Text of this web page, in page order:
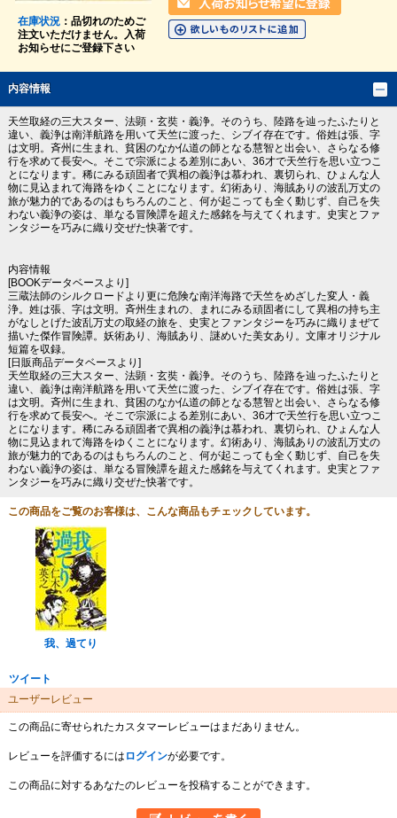
在庫状況：品切れのためご
注文いただけません。入荷
お知らせにご登録下さい
内容情報
天竺取経の三大スター、法顕・玄奘・義浄。そのうち、陸路を辿ったふたりと
違い、義浄は南洋航路を用いて天竺に渡った、シブイ存在です。俗姓は張、字
は文明。斉州に生まれ、貧困のなか仏道の師となる慧智と出会い、さらなる修
行を求めて長安へ。そこで宗派による差別にあい、36才で天竺行を思い立つこ
とになります。稀にみる頑固者で異相の義浄は慕われ、裏切られ、ひょんな人
物に見込まれて海路をゆくことになります。幻術あり、海賊ありの波乱万丈の
旅が魅力的であるのはもちろんのこと、何が起こっても全く動じず、自己を失
わない義浄の姿は、単なる冒険譚を超えた感銘を与えてくれます。史実とファ
ンタジーを巧みに織り交ぜた快著です。
内容情報
[BOOKデータベースより]
三蔵法師のシルクロードより更に危険な南洋海路で天竺をめざした変人・義
浄。姓は張、字は文明。斉州生まれの、まれにみる頑固者にして異相の持ち主
がなしとげた波乱万丈の取経の旅を、史実とファンタジーを巧みに織りまぜて
描いた傑作冒険譚。妖術あり、海賊あり、謎めいた美女あり。文庫オリジナル
短篇を収録。
[日販商品データベースより]
天竺取経の三大スター、法顕・玄奘・義浄。そのうち、陸路を辿ったふたりと
違い、義浄は南洋航路を用いて天竺に渡った、シブイ存在です。俗姓は張、字
は文明。斉州に生まれ、貧困のなか仏道の師となる慧智と出会い、さらなる修
行を求めて長安へ。そこで宗派による差別にあい、36才で天竺行を思い立つこ
とになります。稀にみる頑固者で異相の義浄は慕われ、裏切られ、ひょんな人
物に見込まれて海路をゆくことになります。幻術あり、海賊ありの波乱万丈の
旅が魅力的であるのはもちろんのこと、何が起こっても全く動じず、自己を失
わない義浄の姿は、単なる冒険譚を超えた感銘を与えてくれます。史実とファ
ンタジーを巧みに織り交ぜた快著です。
この商品をご覧のお客様は、こんな商品もチェックしています。
我、過てり
ツイート
ユーザーレビュー
この商品に寄せられたカスタマーレビューはまだありません。
レビューを評価するには ログインが必要です。
この商品に対するあなたのレビューを投稿することができます。